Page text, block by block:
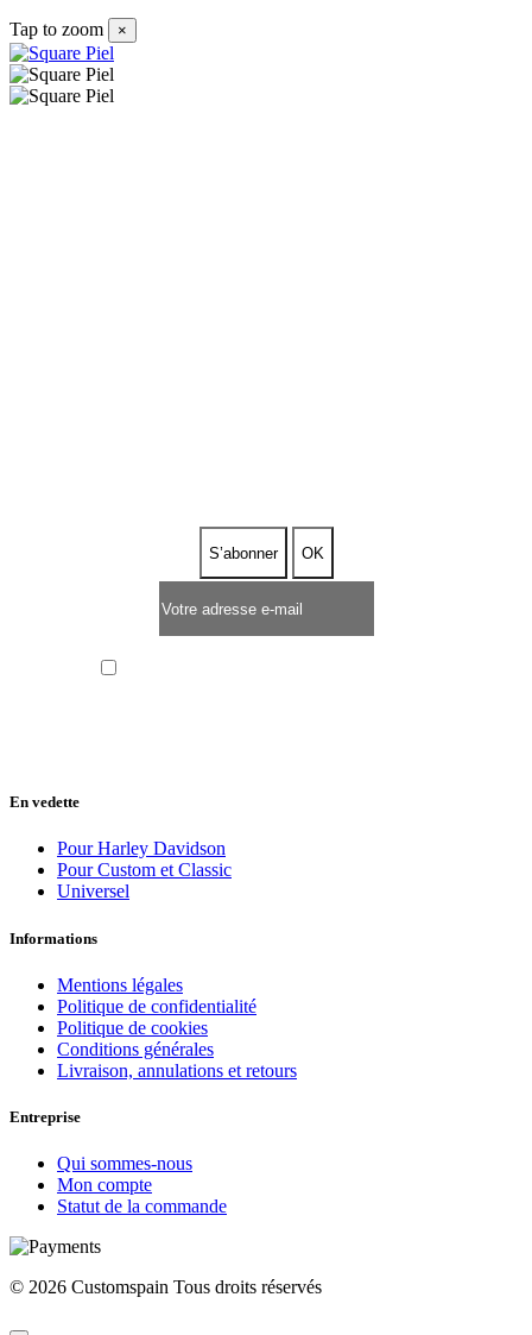
Tap to zoom ×
En vedette
Pour Harley Davidson
Pour Custom et Classic
Universel
Informations
Mentions légales
Politique de confidentialité
Politique de cookies
Conditions générales
Livraison, annulations et retours
Entreprise
Qui sommes-nous
Mon compte
Statut de la commande
© 2026 Customspain Tous droits réservés